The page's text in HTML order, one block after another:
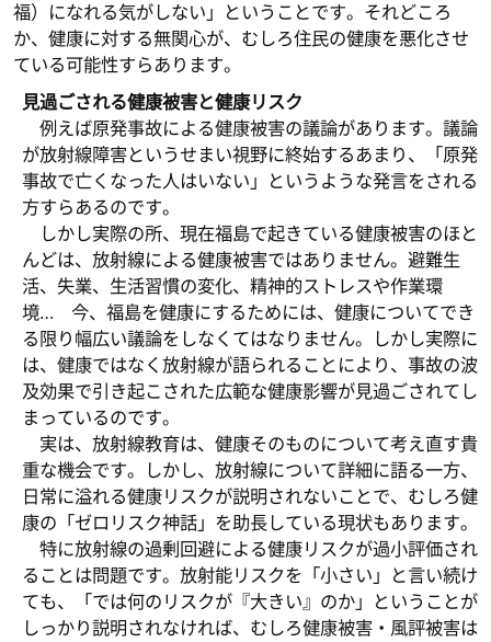
福）になれる気がしない」ということです。それどころ
か、健康に対する無関心が、むしろ住民の健康を悪化させ
ている可能性すらあります。
見過ごされる健康被害と健康リスク
例えば原発事故による健康被害の議論があります。議論
が放射線障害というせまい視野に終始するあまり、「原発
事故で亡くなった人はいない」というような発言をされる
方すらあるのです。
しかし実際の所、現在福島で起きている健康被害のほと
んどは、放射線による健康被害ではありません。避難生
活、失業、生活習慣の変化、精神的ストレスや作業環
境… 今、福島を健康にするためには、健康についてでき
る限り幅広い議論をしなくてはなりません。しかし実際に
は、健康ではなく放射線が語られることにより、事故の波
及効果で引き起こされた広範な健康影響が見過ごされてし
まっているのです。
実は、放射線教育は、健康そのものについて考え直す貴
重な機会です。しかし、放射線について詳細に語る一方、
日常に溢れる健康リスクが説明されないことで、むしろ健
康の「ゼロリスク神話」を助長している現状もあります。
特に放射線の過剰回避による健康リスクが過小評価され
ることは問題です。放射能リスクを「小さい」と言い続け
ても、「では何のリスクが『大きい』のか」ということが
しっかり説明されなければ、むしろ健康被害・風評被害は